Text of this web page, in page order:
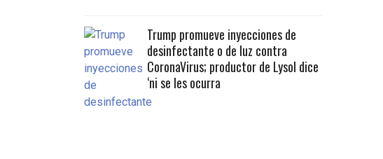
Trump promueve inyecciones de
desinfectante o de luz contra
CoronaVirus; productor de Lysol dice
‘ni se les ocurra